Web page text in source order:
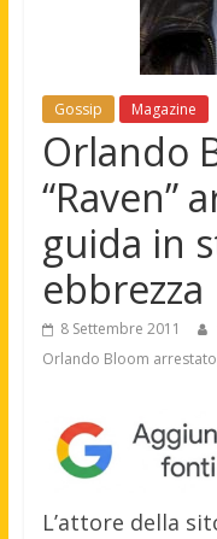
Gossip Magazine
Orlando
“Raven”
guida in
ebbrezza
8 Settembre 2011
Orlando Bloom arrestato
L’attore della